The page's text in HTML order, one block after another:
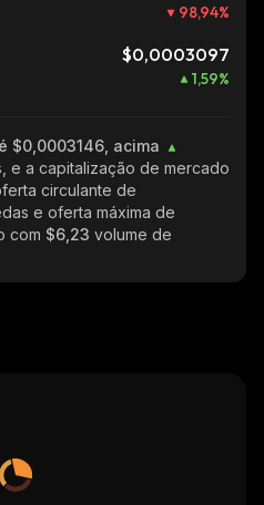
98,94%
$0,0003097
1,59%
é $0,0003146, acima
e a capitalização de mercado
circulante de
e oferta máxima de
com $6,23 volume de